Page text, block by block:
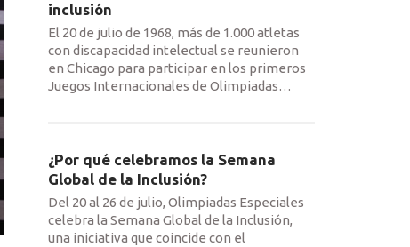
inclusión
El 20 de julio de 1968, más de 1.000 atletas
con discapacidad intelectual se reunieron
en Chicago para participar en los primeros
Juegos Internacionales de Olimpiadas…
¿Por qué celebramos la Semana
Global de la Inclusión?
Del 20 al 26 de julio, Olimpiadas Especiales
celebra la Semana Global de la Inclusión,
una iniciativa que coincide con el